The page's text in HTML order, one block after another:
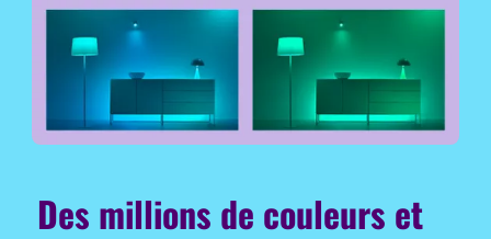
Des millions de couleurs et